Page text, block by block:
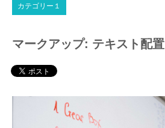
カテゴリー１
マークアップ: テキスト配置